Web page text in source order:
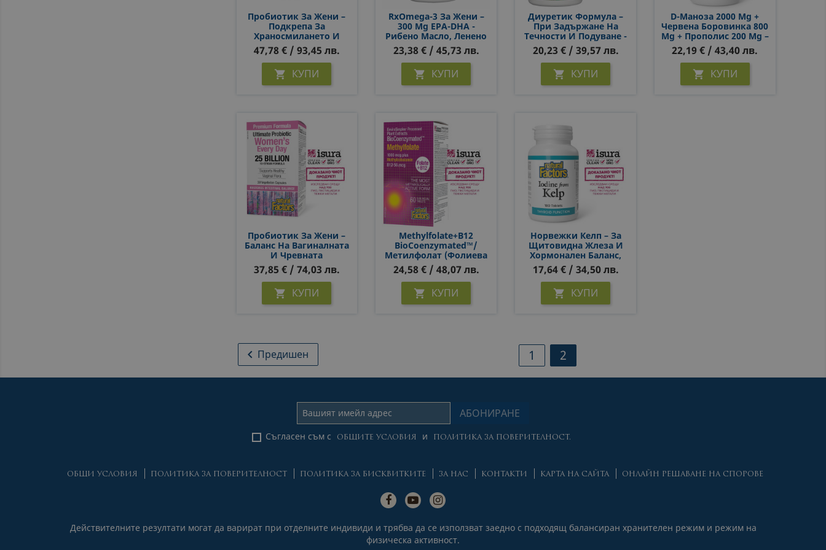
Пробиотик За Жени –
Подкрепа За
Храносмилането И
Имунитета, 55 Млрд.
CFU, 30 Капсули
47,78 € / 93,45 лв.
 КУПИ
RxOmega-3 За Жени –
300 Mg EPA-DHA -
Рибено Масло, Ленено
Масло И Масло От
Вечерна Иглика, 60
Софтгел Капсули
23,38 € / 45,73 лв.
 КУПИ
Диуретик Формула –
При Задържане На
Течности И Подуване -
Diuretic Formula - С
Естествен Диуретичен
Ефект, 90 Капсули
20,23 € / 39,57 лв.
 КУПИ
D-Маноза 2000 Mg +
Червена Боровинка 800
Mg + Прополис 200 Mg –
Здрав Уринарен Тракт,
60 Капсули
22,19 € / 43,40 лв.
 КУПИ
Пробиотик За Жени –
Баланс На Вагиналната
И Чревната
Микрофлора, 25 Млрд.
CFU, 30 Капсули
37,85 € / 74,03 лв.
 КУПИ
Methylfolate+B12
BioCoenzymated™/
Метилфолат (Фолиева
Киселина)+Витамин
В12 Х 60 Сублингвални
Таблетки
24,58 € / 48,07 лв.
 КУПИ
Норвежки Келп – За
Щитовидна Жлеза И
Хормонален Баланс,
180 Таблетки
17,64 € / 34,50 лв.
 КУПИ
 Предишен 1 2
Съгласен съм с ОБЩИТЕ УСЛОВИЯ и ПОЛИТИКА ЗА ПОВЕРИТЕЛНОСТ.
ОБЩИ УСЛОВИЯ ПОЛИТИКА ЗА ПОВЕРИТЕЛНОСТ ПОЛИТИКА ЗА БИСКВИТКИТЕ ЗА НАС КОНТАКТИ КАРТА НА САЙТА ОНЛАЙН РЕШАВАНЕ НА СПОРОВЕ
Действителните резултати могат да варират при отделните индивиди и трябва да се използват заедно с подходящ балансиран хранителен режим и режим на
физическа активност.